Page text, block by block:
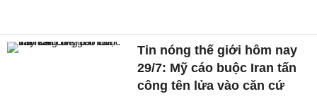
Tin nóng thế giới hôm nay
29/7: Mỹ cáo buộc Iran tấn
công tên lửa vào căn cứ